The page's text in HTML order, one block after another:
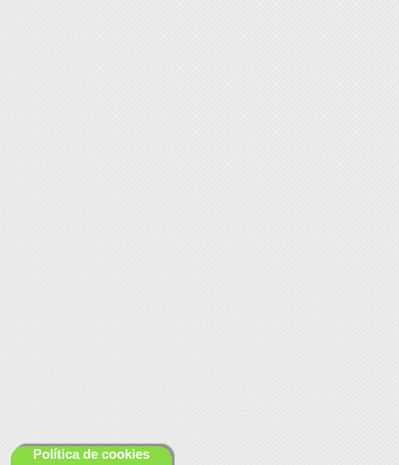
Política de cookies